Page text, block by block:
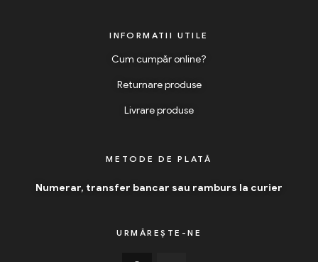
INFORMATII UTILE
Cum cumpăr online?
Returnare produse
Livrare produse
METODE DE PLATĂ
Numerar, transfer bancar sau ramburs la curier
URMĂREȘTE-NE